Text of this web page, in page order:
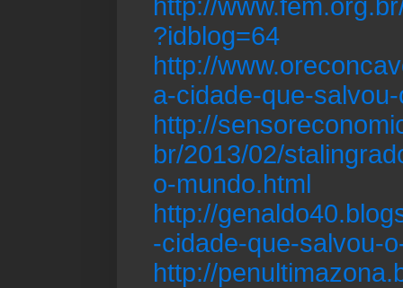
http://
?idblog=64
http://
a-cidade-que-
http://
br/2013/02/
o-mundo.html
http://
-cidade-que-salvou-
http://